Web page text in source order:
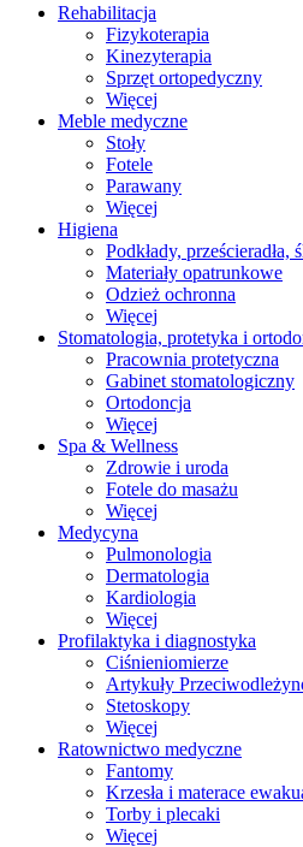
Rehabilitacja
Fizykoterapia
Kinezyterapia
Sprzęt ortopedyczny
Więcej
Meble medyczne
Stoły
Fotele
Parawany
Więcej
Higiena
Podkłady,
Materiały opatrunkowe
Odzież ochronna
Więcej
Stomatologia, protetyka i
Pracownia protetyczna
Gabinet stomatologiczny
Ortodoncja
Więcej
Spa & Wellness
Zdrowie i uroda
Fotele do masażu
Więcej
Medycyna
Pulmonologia
Dermatologia
Kardiologia
Więcej
Profilaktyka i diagnostyka
Ciśnieniomierze
Artykuły
Stetoskopy
Więcej
Ratownictwo medyczne
Fantomy
Krzesła i materace
Torby i plecaki
Więcej